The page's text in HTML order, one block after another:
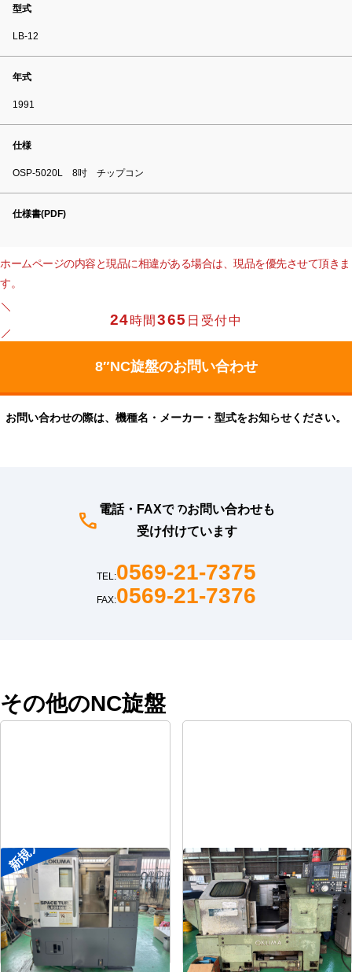
型式
LB-12
年式
1991
仕様
OSP-5020L 8吋 チップコン
仕様書(PDF)
ホームページの内容と現品に相違がある場合は、現品を優先させて頂きま
す。
24時間365 日受付中
お問い合わせの際は、機種名・メーカー・型式をお知らせください。
電話・FAXでのお問い合わせも
受け付けています
TEL:0569-21-7375
FAX:0569-21-7376
その他のNC旋盤
新規入荷
8″NC旋盤
メーカー オークマ
形 式LB2500EX
年 式
8″NC旋盤
メーカー オークマ
形 式LB-12
年 式1989